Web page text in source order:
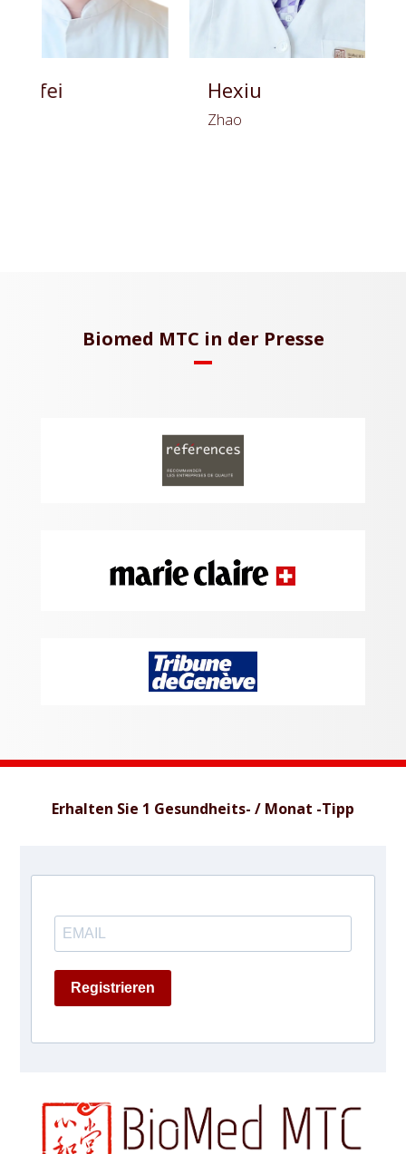
Hexiu
Biomed MTC in der Presse
Erhalten Sie 1 Gesundheits- / Monat -Tipp
Registrieren